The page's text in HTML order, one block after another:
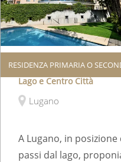
RESIDENZA PRIMARIA O
Residenza Secondaria:
Lago e Centro Città
Lugano
A Lugano, in
passi dal lago,